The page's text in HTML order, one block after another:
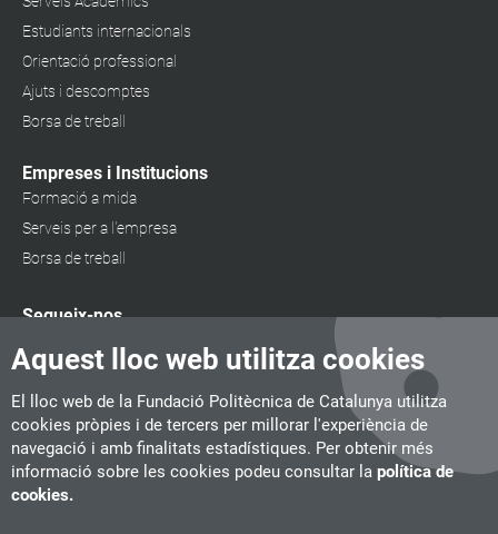
Aquest lloc web utilitza cookies
El lloc web de la Fundació Politècnica de Catalunya utilitza
cookies pròpies i de tercers per millorar l'experiència de
navegació i amb finalitats estadístiques. Per obtenir més
informació sobre les cookies podeu consultar la política de
cookies.
Estudiants internacionals
Orientació professional
Ajuts i descomptes
Borsa de treball
Empreses i Institucions
Formació a mida
Serveis per a l'empresa
Borsa de treball
Segueix-nos